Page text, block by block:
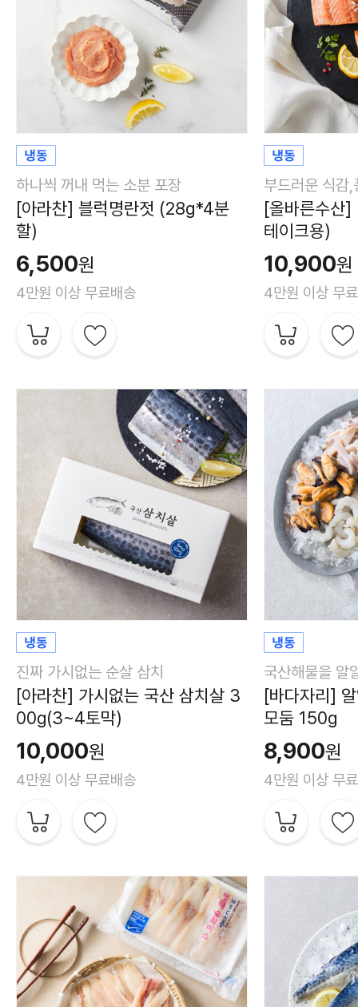
하나씩 꺼내 먹는 소분 포장
[아라찬] 블럭명란젓 (28g*4분
할)
6,500원
4만원 이상 무료배송
부드러운 식감
[올바른수산
테이크용)
10,900원
4만원 이상 무
진짜 가시없는 순살 삼치
[아라찬] 가시없는 국산 삼치살 3
00g(3~4토막)
10,000원
4만원 이상 무료배송
국산해물을 알
[바다자리]
모둠 150g
8,900원
4만원 이상 무